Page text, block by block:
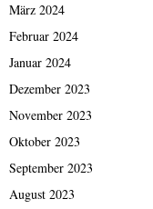
März 2024
Februar 2024
Januar 2024
Dezember 2023
November 2023
Oktober 2023
September 2023
August 2023